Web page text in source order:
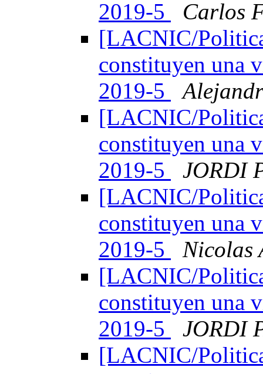
2019-5
Carlos
[LACNIC/
constituyen una
2019-5
[LACNIC/
constituyen una
2019-5
JORDI
[LACNIC/
constituyen una
2019-5
Nicolas
[LACNIC/
constituyen una
2019-5
JORDI
[LACNIC/